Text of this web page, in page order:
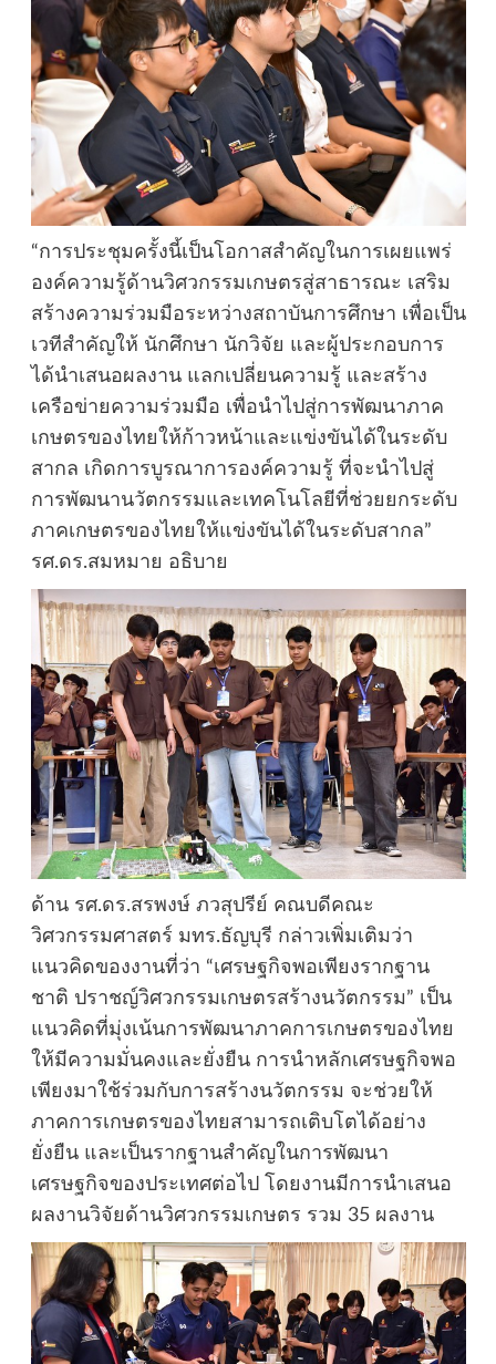
“การประชุมครั้งนี้เป็นโอกาสสำคัญในการเผยแพร่
องค์ความรู้ด้านวิศวกรรมเกษตรสู่สาธารณะ เสริม
สร้างความร่วมมือระหว่างสถาบันการศึกษา เพื่อเป็น
เวทีสำคัญให้ นักศึกษา นักวิจัย และผู้ประกอบการ
ได้นำเสนอผลงาน แลกเปลี่ยนความรู้ และสร้าง
เครือข่ายความร่วมมือ เพื่อนำไปสู่การพัฒนาภาค
เกษตรของไทยให้ก้าวหน้าและแข่งขันได้ในระดับ
สากล เกิดการบูรณาการองค์ความรู้ ที่จะนำไปสู่
การพัฒนานวัตกรรมและเทคโนโลยีที่ช่วยยกระดับ
ภาคเกษตรของไทยให้แข่งขันได้ในระดับสากล”
รศ.ดร.สมหมาย อธิบาย
ด้าน รศ.ดร.สรพงษ์ ภวสุปรีย์ คณบดีคณะ
วิศวกรรมศาสตร์ มทร.ธัญบุรี กล่าวเพิ่มเติมว่า
แนวคิดของงานที่ว่า “เศรษฐกิจพอเพียงรากฐาน
ชาติ ปราชญ์วิศวกรรมเกษตรสร้างนวัตกรรม” เป็น
แนวคิดที่มุ่งเน้นการพัฒนาภาคการเกษตรของไทย
ให้มีความมั่นคงและยั่งยืน การนำหลักเศรษฐกิจพอ
เพียงมาใช้ร่วมกับการสร้างนวัตกรรม จะช่วยให้
ภาคการเกษตรของไทยสามารถเติบโตได้อย่าง
ยั่งยืน และเป็นรากฐานสำคัญในการพัฒนา
เศรษฐกิจของประเทศต่อไป โดยงานมีการนำเสนอ
ผลงานวิจัยด้านวิศวกรรมเกษตร รวม 35 ผลงาน